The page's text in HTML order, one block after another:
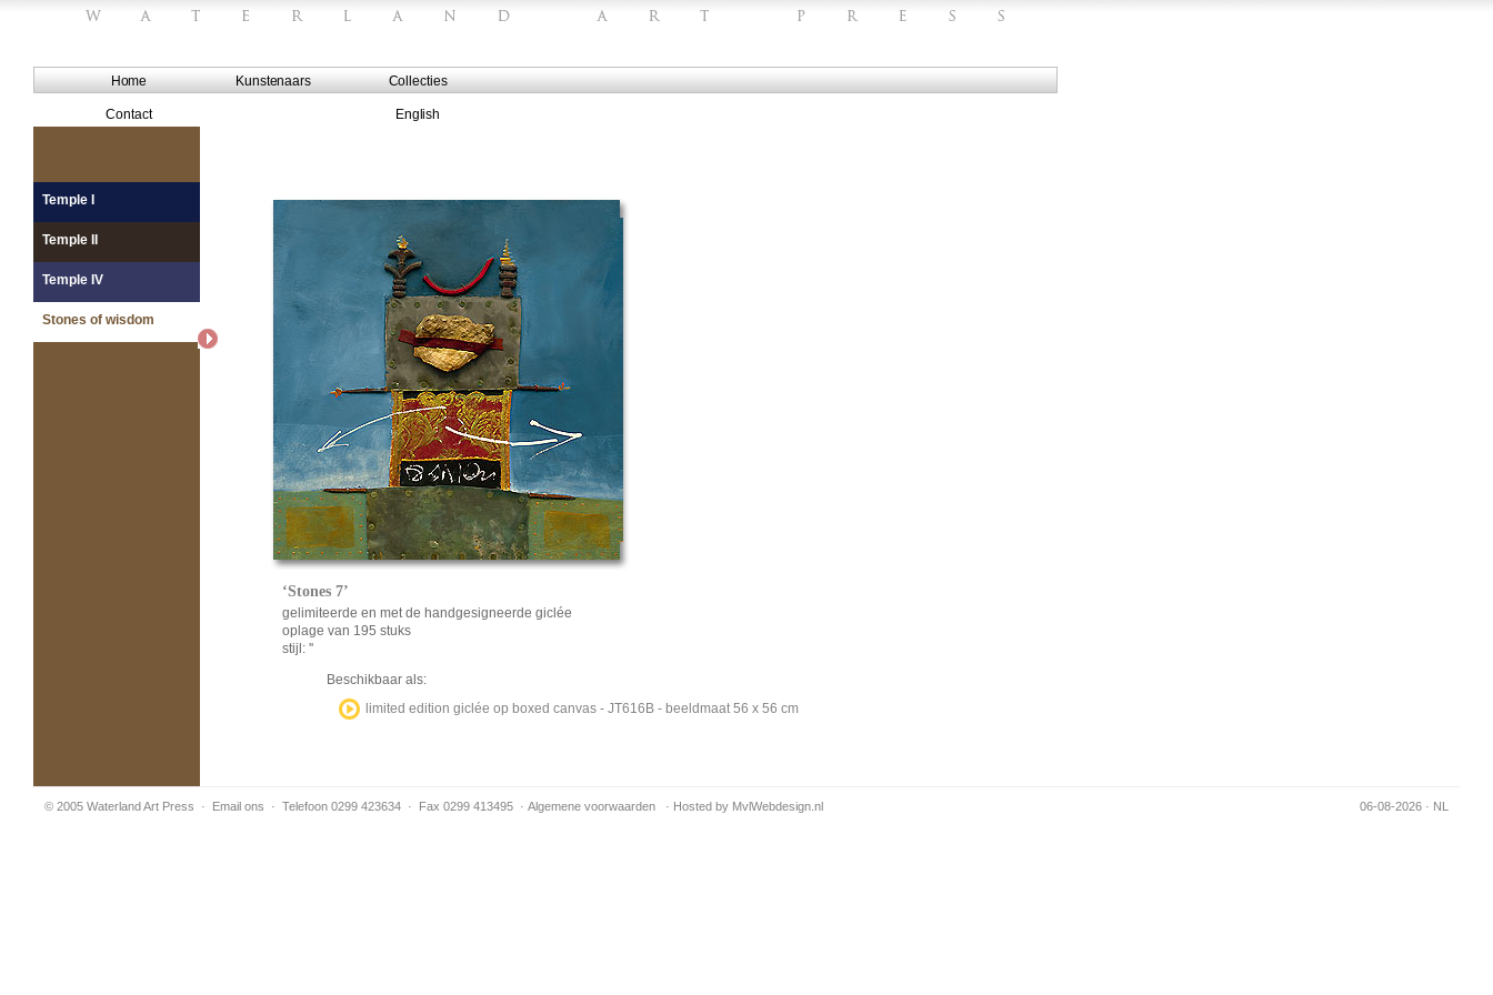
Home Kunstenaars Collecties
Contact English
Temple I
Temple II
Temple IV
Stones of wisdom
‘Stones 7’
gelimiteerde en met de handgesigneerde giclée
oplage van 195 stuks
stijl: ''
Beschikbaar als:
limited edition giclée op boxed canvas - JT616B - beeldmaat 56 x 56 cm
© 2005 Waterland Art Press · Email ons · Telefoon 0299 423634 · Fax 0299 413495 · Algemene voorwaarden · Hosted by MvlWebdesign.nl 06-08-2026 · NL